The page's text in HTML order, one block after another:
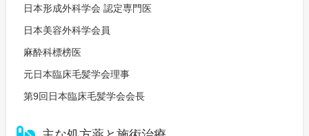
日本形成外科学会 認定専門医
日本美容外科学会員
麻酔科標榜医
元日本臨床毛髪学会理事
第9回日本臨床毛髪学会会長